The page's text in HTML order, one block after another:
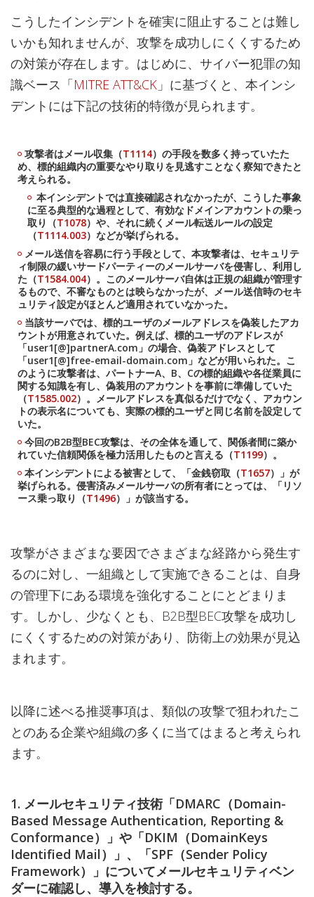
こうしたインシデントを確実に阻止することは難し
いかも知れませんが、攻撃を成功しにくくするため
の対策が存在します。はじめに、サイバー犯罪の知
識ベース「MITRE ATT&CK 」に基づくと、本インシ
デントには下記の技術的特徴が見られます。
攻撃者はメール収集（T1114）の手段を数多く持っていたた
め、標的組織内の重要なやり取りを見逃すことなく察知できたと
考えられる。
本インシデントでは直接確認されなかったが、こうした事象
に至る典型的な過程として、有効なドメインアカウントの乗っ
取り（T1078）や、それに続くメール転送ルールの設定
（T1114.003）などが挙げられる。
メール送信を容易に行う手段として、本攻撃者は、セキュリテ
ィ制限の緩いサードパーティーのメールサーバを侵害し、利用し
た（T1584.004）。このメールサーバ自体は正規の組織が管理す
るもので、不審なものとは映らなかったが、メール送信時のセキ
ュリティ設定がほとんど適用されていなかった。
当該サーバでは、標的ユーザのメールアドレスを偽装したアカ
ウントが用意されていた。例えば、標的ユーザのアドレスが
「user1[@]partnerA.com」の場合、偽装アドレスとして
「user1[@]free-email-domain.com」などが用いられた。こ
のように攻撃者は、パートナーA、B、Cの標的組織や各従業員に
関する知識を有し、偽装用のアカウントを事前に準備していた
（T1585.002）。メールアドレスを真似るだけでなく、アカウン
トの表示名についても、実際の標的ユーザと同じ名前を設定して
いた。
今回のB2B型BEC攻撃は、その全体を通して、関係者間に築か
れていた信頼関係を極力活用したものと言える（T1199）。
本インシデントによる被害として、「金銭窃取（T1657）」が
挙げられる。侵害済みメールサーバの所有者にとっては、「リソ
ース乗っ取り（T1496）」が該当する。
攻撃がさまざまな要因でさまざまな経路から発生す
るのに対し、一組織として実施できることは、自身
の管理下にある環境を強化することにとどまりま
す。しかし、少なくとも、B2B型BEC攻撃を成功し
にくくするための対策があり、防衛上の効果が見込
まれます。
以降に述べる推奨事項は、類似の攻撃で狙われたこ
とのある企業や組織の多くに当てはまると考えられ
ます。
1. メールセキュリティ技術「DMARC（Domain-
Based Message Authentication, Reporting &
Conformance）」や「DKIM（DomainKeys
Identified Mail）」、「SPF（Sender Policy
Framework）」についてメールセキュリティベン
ダーに確認し、導入を検討する。